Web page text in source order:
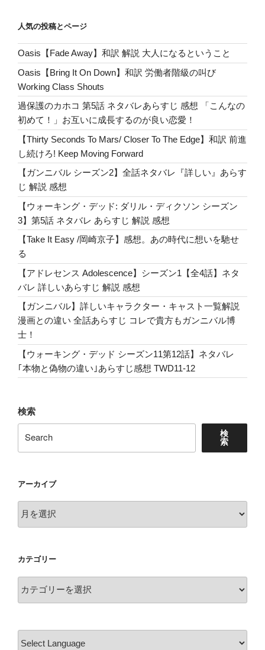
Benatar】
和
訳
Fadeless
Love
色
褪
せ
な
い
も
の
解
説”
の
a
e
ss
er e
b
o
o
k
人気の投稿とページ
Oasis【Fade Away】和訳 解説 大人になるということ
Oasis【Bring It On Down】和訳 労働者階級の叫び
Working Class Shouts
過保護のカホコ 第5話 ネタバレあらすじ 感想 「こんなの
初めて！」お互いに成長するのが良い恋愛！
【Thirty Seconds To Mars/ Closer To The Edge】和訳 前進
し続けろ! Keep Moving Forward
【ガンニバル シーズン2】全話ネタバレ『詳しい』あらす
じ 解説 感想
【ウォーキング・デッド: ダリル・ディクソン シーズン
3】第5話 ネタバレ あらすじ 解説 感想
【Take It Easy /岡崎京子】感想。あの時代に想いを馳せ
る
【アドレセンス Adolescence】シーズン1【全4話】ネタ
バレ 詳しいあらすじ 解説 感想
【ガンニバル】詳しいキャラクター・キャスト一覧解説
漫画との違い 全話あらすじ コレで貴方もガンニバル博
士！
【ウォーキング・デッド シーズン11第12話】ネタバレ
｢本物と偽物の違い｣あらすじ感想 TWD11-12
検索
検
索
アーカイブ
ー
ブ
カテゴリー
テ
ー